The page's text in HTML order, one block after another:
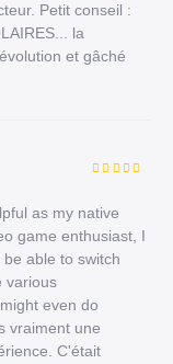
Petit conseil :
la
et gâché
as my native
game enthusiast, I
able to switch
various
even do
vraiment une
C'était